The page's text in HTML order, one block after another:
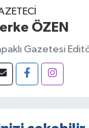
ÖZEN
Gazetesi